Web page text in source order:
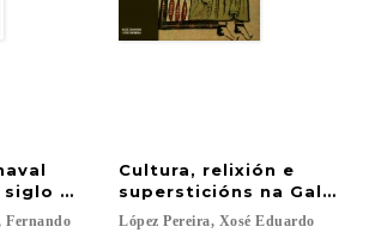
XVIII
Fernando
Cultura, relixión e
supersticións na Galicia
López Pereira, Xosé Eduardo